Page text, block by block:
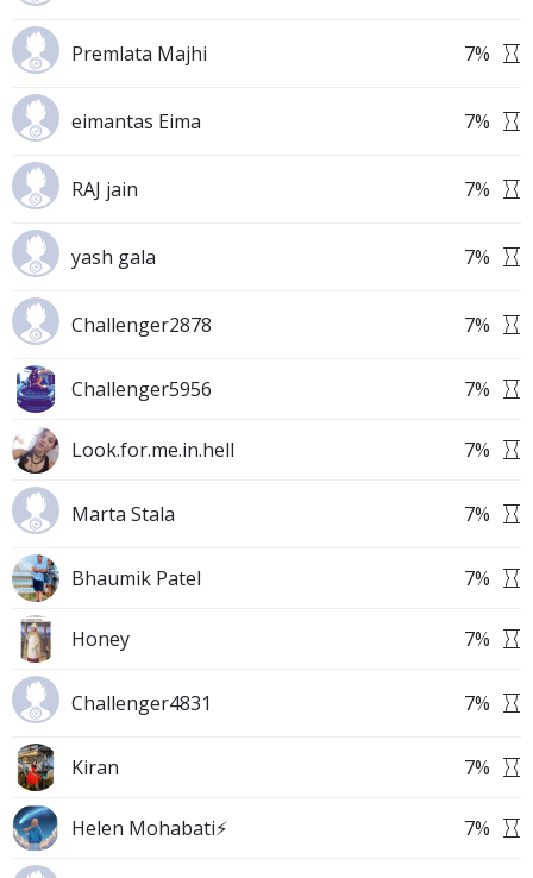
Premlata Majhi 7%
eimantas Eima 7%
RAJ jain 7%
yash gala 7%
Challenger2878 7%
Challenger5956 7%
Look.for.me.in.hell 7%
Marta Stala 7%
Bhaumik Patel 7%
Honey 7%
Challenger4831 7%
Kiran 7%
Helen Mohabati⚡ 7%